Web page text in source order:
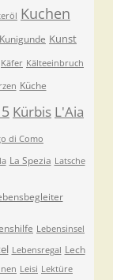
Kuchen
Kunigunde Kunst
Käfer Kälteeinbruch
Küche
Kürbis L'Aia
di Como
La Spezia Latsche
Lebensinsel
Lebensregal Lech
Leisi Lektüre